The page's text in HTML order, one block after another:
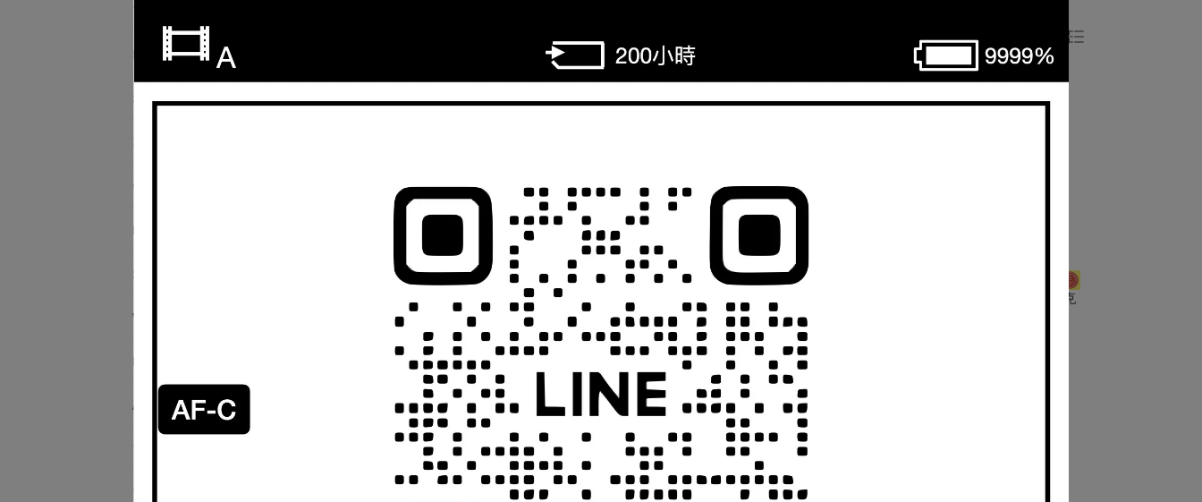
首頁
IPIX 二手良品
SmallRig＆Ulanzi 品牌館
ZITAY希鐵 品牌館
Canon 品牌館
DJI 品牌館
SanDisk 品牌館
VSGO 專業清潔
Hipporizz 品牌館
Aputure愛圖仕 品牌館
TILTA鐵頭 品牌館
Tenba天霸 品牌館
SmallRig 5873 28mm 光學外接取景
器 鏡花園
NT$1,590
分Sony/ Canon/ Nikon相機)
NT$900
SmallRig 3859 Nikon Z30 /ZR 麥克